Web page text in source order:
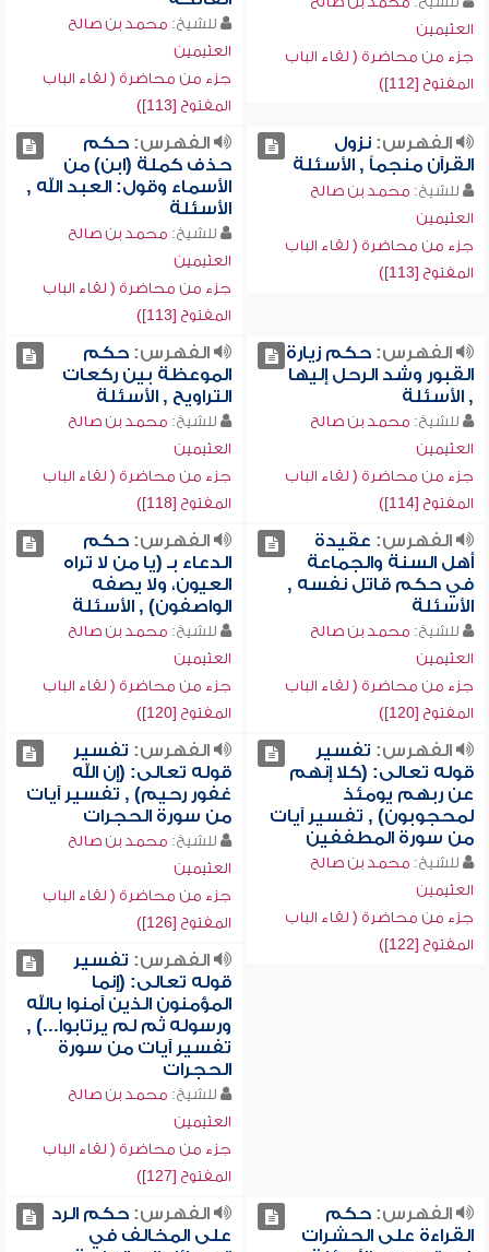
العثيمين
جزء من محاضرة ( لقاء الباب
المفتوح [112])
للشيخ: محمد بن صالح
العثيمين
جزء من محاضرة ( لقاء الباب
المفتوح [113])
الفهرس:نزول
القرآن منجماً , الأسئلة
للشيخ: محمد بن صالح
العثيمين
جزء من محاضرة ( لقاء الباب
المفتوح [113])
الفهرس:حكم
حذف كملة (ابن) من
الأسماء وقول: العبد الله ,
الأسئلة
للشيخ: محمد بن صالح
العثيمين
جزء من محاضرة ( لقاء الباب
المفتوح [113])
الفهرس:حكم زيارة
القبور وشد الرحل إليها
, الأسئلة
للشيخ: محمد بن صالح
العثيمين
جزء من محاضرة ( لقاء الباب
المفتوح [114])
الفهرس:حكم
الموعظة بين ركعات
التراويح , الأسئلة
للشيخ: محمد بن صالح
العثيمين
جزء من محاضرة ( لقاء الباب
المفتوح [118])
الفهرس: عقيدة
أهل السنة والجماعة
في حكم قاتل نفسه ,
الأسئلة
للشيخ: محمد بن صالح
العثيمين
جزء من محاضرة ( لقاء الباب
المفتوح [120])
الفهرس:حكم
الدعاء بـ (يا من لا تراه
العيون، ولا يصفه
الواصفون) , الأسئلة
للشيخ: محمد بن صالح
العثيمين
جزء من محاضرة ( لقاء الباب
المفتوح [120])
الفهرس: تفسير
قوله تعالى: (كلا إنهم
عن ربهم يومئذ
لمحجوبون) , تفسير آيات
من سورة المطففين
للشيخ: محمد بن صالح
العثيمين
جزء من محاضرة ( لقاء الباب
المفتوح [122])
الفهرس: تفسير
قوله تعالى: (إن الله
غفور رحيم) , تفسير آيات
من سورة الحجرات
للشيخ: محمد بن صالح
العثيمين
جزء من محاضرة ( لقاء الباب
المفتوح [126])
الفهرس: تفسير
قوله تعالى: (إنما
المؤمنون الذين آمنوا بالله
ورسوله ثم لم يرتابوا...) ,
تفسير آيات من سورة
الحجرات
للشيخ: محمد بن صالح
العثيمين
جزء من محاضرة ( لقاء الباب
المفتوح [127])
الفهرس:حكم
القراءة على الحشرات
الفهرس:حكم الرد
على المخالف في